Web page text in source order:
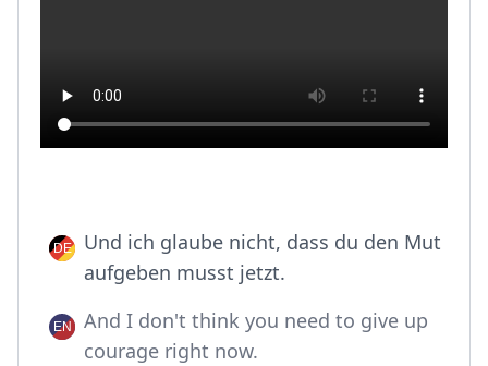
Und ich glaube nicht, dass du den Mut
aufgeben musst jetzt.
And I don't think you need to give up
courage right now.